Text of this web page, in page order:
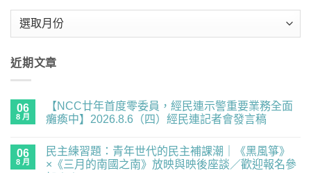
近期文章
06
8 月
【NCC廿年首度零委員，經民連示警重要業務全面
癱瘓中】2026.8.6（四）經民連記者會發言稿
廿
首
留
言
06
8 月
民主練習題：青年世代的民主補課潮｜《黑風箏》
×《三月的南國之南》放映與映後座談／歡迎報名參